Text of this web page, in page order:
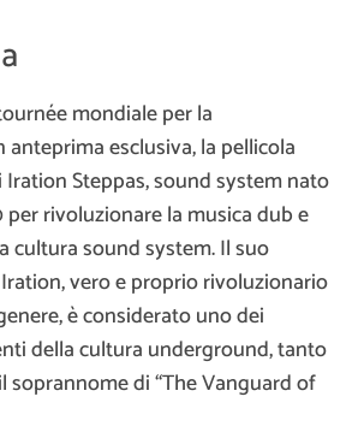
mondiale per la
anteprima esclusiva, la pellicola
Steppas, sound system nato
per rivoluzionare la musica dub e
cultura sound system. Il suo
vero e proprio rivoluzionario
è considerato uno dei
della cultura underground, tanto
soprannome di “The Vanguard of